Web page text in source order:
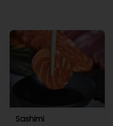
Sashimi